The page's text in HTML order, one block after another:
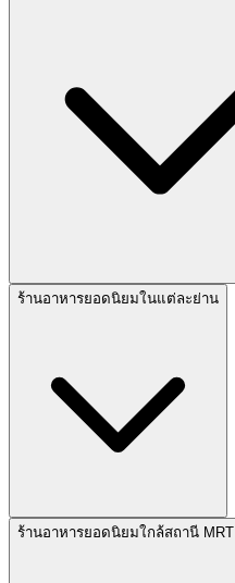
ร้านอาหารยอดนิยมในแต่ละย่าน
ร้านอาหารยอดนิยมใกล้สถานี MRT